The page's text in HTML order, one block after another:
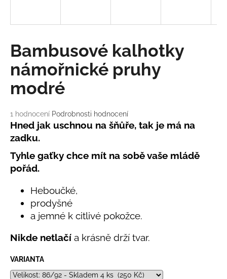
Průměrné
hodnocení
produktu
je
5,0
z
5
1 hodnocení Podrobnosti hodnocení
Bambusové kalhotky
námořnické pruhy
modré
Hned jak uschnou na šňůře, tak je má na
zadku.
Tyhle gaťky chce mít na sobě vaše mládě
pořád.
Heboučké,
prodyšné
a jemné k citlivé pokožce.
Nikde netlačí a krásně drží tvar.
VARIANTA
D
o
p
o
r
č
u
j
e
m
e
LETNÍ
RYCHLESCHNOUCÍ
KALHOTY
ŽLUTÉ
695
Kč